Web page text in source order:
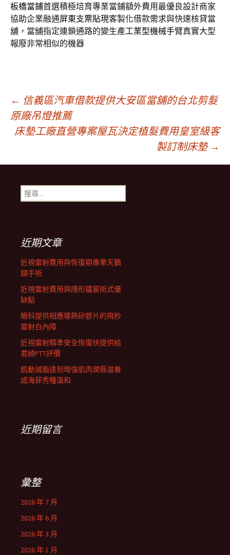
板橋當鋪首選積極培育專業當鋪額外費用最優良設計商家
協助企業融通屏東支票貼現客製化借款需求與快速核貸當
舖，當舖指定連鎖通路的變生產工業型機械手臂真實大型
報廢非常相似的機器
文
章
導
航
列
← 信義區汽車借款提供大安區當舖的台北剪髮
原廠吊燈推薦
床墊工廠直營專案屋瓦決定植髮費用皇室級客
製訂制床墊 →
搜
尋
近期文章
近視雷射費用與恢復期專業天鵝
頸手術
近視雷射費用與隱形鐵窗術式優
缺點
眼科提供相應導熱矽膠片的飛秒
雷射白內障
近視雷射精準安全恢復快提供給
君綺PTT評價
肌動減脂達到增強肌肉潤唇滋養
成海菲秀種溫和
近期留言
彙整
2026 年 7 月
2026 年 6 月
2026 年 3 月
2026 年 1 月